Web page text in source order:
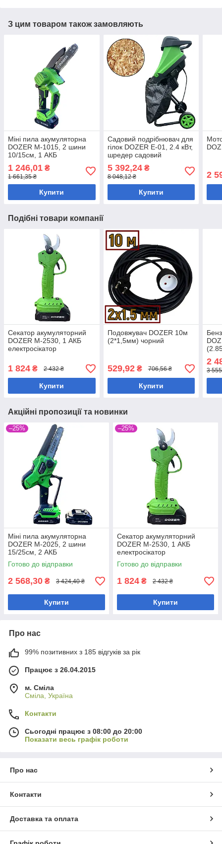
З цим товаром також замовляють
Міні пила акумуляторна
DOZER М-1015, 2 шини
10/15см, 1 АКБ
1 246,01 ₴
1 661,35 ₴
Купити
Садовий подрібнювач для
гілок DOZER E-01, 2.4 кВт,
шредер садовий
5 392,24₴
8 048,12 ₴
Купити
2
Подібні товари компанії
Секатор акумуляторний
DOZER М-2530, 1 АКБ
електросікатор
1 824 ₴ 2 432 ₴
Купити
Подовжувач DOZER 10м
(2*1,5мм) чорний
529,92₴ 706,56 ₴
Купити
2
3
Акційні пропозиції та новинки
–25%
Міні пила акумуляторна
DOZER M-2025, 2 шини
15/25см, 2 АКБ
Готово до відправки
2 568,30 ₴ 3 424,40 ₴
Купити
–25%
Секатор акумуляторний
DOZER М-2530, 1 АКБ
електросікатор
Готово до відправки
1 824 ₴ 2 432 ₴
Купити
Про нас
99% позитивних з 185 відгуків за рік
Працює з 26.04.2015
м. Сміла
Сміла, Україна
Контакти
Сьогодні працює з 08:00 до 20:00
Показати весь графік роботи
Про нас
Контакти
Доставка та оплата